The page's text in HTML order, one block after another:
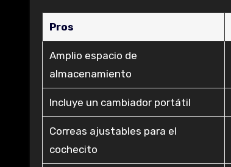
Pros
Amplio espacio de
almacenamiento
Incluye un cambiador portátil
Correas ajustables para el
cochecito